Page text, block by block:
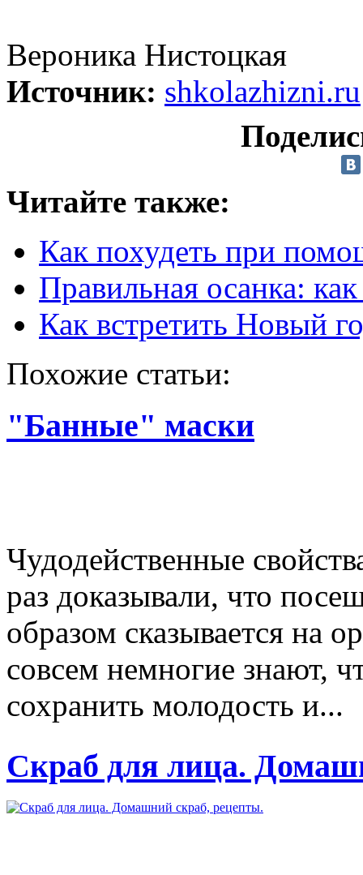
Вероника Нистоцкая
Источник: shkolazhizni.ru
Читайте также:
Как похудеть при
Правильная осанка:
Как встретить Новый
Похожие статьи:
"Банные" маски
Чудодейственные
раз доказывали, что
образом сказывается на
совсем немногие знают,
сохранить молодость и...
Скраб для лица.